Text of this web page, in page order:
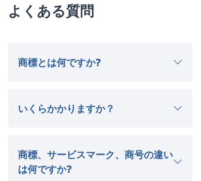
よくある質問
商標とは何ですか?
いくらかかりますか？
商標、サービスマーク、商号の違い
は何ですか?